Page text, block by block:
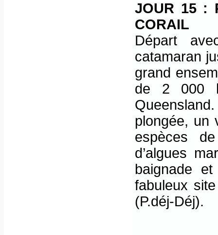
JOUR 15 :
CORAIL
Départ
catamaran
grand
de 2 000
plongée, un
espèces
d’algues
baignade
fabuleux
(P.déj-Déj).